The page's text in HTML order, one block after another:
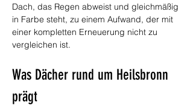
Dach, das Regen abweist und gleichmäßig
in Farbe steht, zu einem Aufwand, der mit
einer kompletten Erneuerung nicht zu
vergleichen ist.
Was Dächer rund um Heilsbronn
prägt